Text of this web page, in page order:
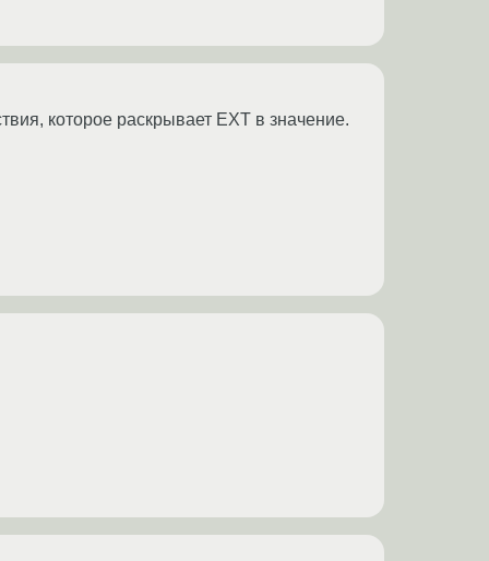
которое раскрывает EXT в значение.